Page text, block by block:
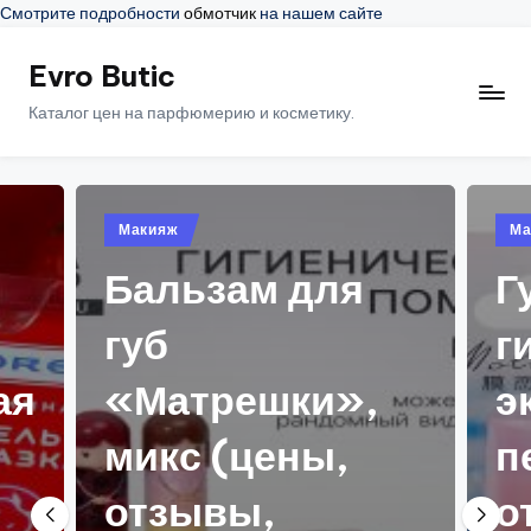
Смотрите подробности обмотчик на нашем сайте
ПерейтиEvro Butic
Каталог цен на парфюмерию и косметику.
для
(цены,
в
Губная
отзывы,